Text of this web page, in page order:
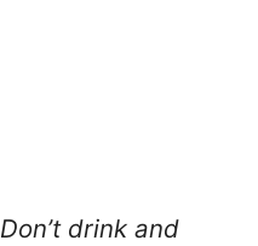
Don’t drink and